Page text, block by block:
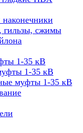
гильзы, сжимы
1-35 кВ
1-35 кВ
муфты 1-35 кВ